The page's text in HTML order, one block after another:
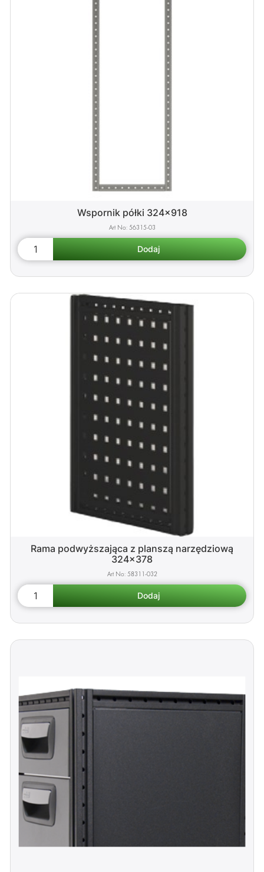
Wspornik półki 324x918
56315-03
Rama podwyższająca z planszą narzędziową
324x378
58311-032